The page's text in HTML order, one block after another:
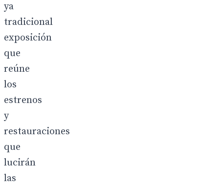
ya
tradicional
exposición
que
reúne
los
estrenos
y
restauraciones
que
lucirán
las